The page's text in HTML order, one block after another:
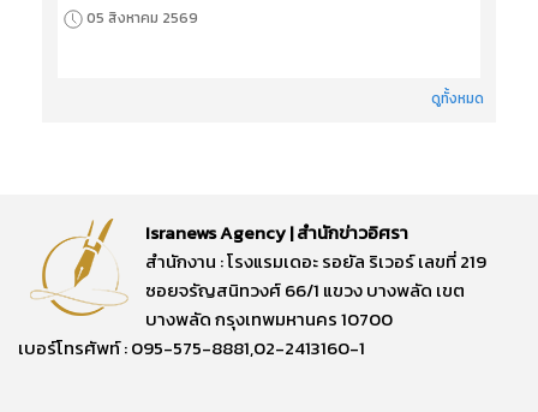
05 สิงหาคม 2569
ดูทั้งหมด
Isranews Agency | สำนักข่าวอิศรา
สำนักงาน : โรงแรมเดอะ รอยัล ริเวอร์ เลขที่ 219
ซอยจรัญสนิทวงศ์ 66/1 แขวง บางพลัด เขต
บางพลัด กรุงเทพมหานคร 10700
เบอร์โทรศัพท์ : 095-575-8881,02-2413160-1